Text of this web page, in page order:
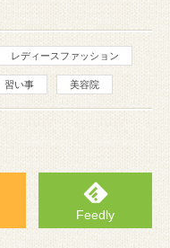
レディースファッション
習い事 美容院
Feedly